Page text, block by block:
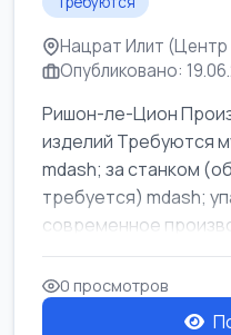
Нацрат Илит (Центр
Опубликовано:
Ришон-ле-Цион
изделий Требуются
mdash; за станком
требуется) mdash;
современное
mda...
0 просмотров